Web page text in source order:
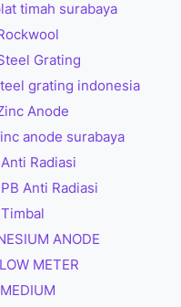
timah surabaya
Grating
grating indonesia
Anode
anode surabaya
Radiasi
Anti Radiasi
ANODE
METER